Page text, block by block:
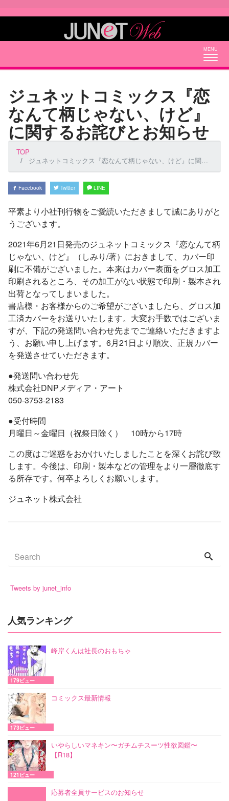
ジュネットコミックス『恋
なんて柄じゃない、けど』
に関するお詫びとお知らせ
TOP
ジュネットコミックス『恋なんて柄じゃない、けど』に関するお詫びとお知らせ
Facebook Twitter LINE
平素より小社刊行物をご愛読いただきまして誠にありがと
うございます。
2021年6月21日発売のジュネットコミックス『恋なんて柄
じゃない、けど』（しみり/著）におきまして、カバー印
刷に不備がございました。本来はカバー表面をグロス加工
印刷されるところ、その加工がない状態で印刷・製本され
出荷となってしまいました。
書店様・お客様からのご希望がございましたら、グロス加
工済カバーをお送りいたします。大変お手数ではございま
すが、下記の発送問い合わせ先までご連絡いただきますよ
う、お願い申し上げます。6月21日より順次、正規カバー
を発送させていただきます。
●発送問い合わせ先
株式会社DNPメディア・アート
050-3753-2183
●受付時間
月曜日～金曜日（祝祭日除く） 10時から17時
この度はご迷惑をおかけいたしましたことを深くお詫び致
します。今後は、印刷・製本などの管理をより一層徹底す
る所存です。何卒よろしくお願いします。
ジュネット株式会社
Tweets by junet_info
人気ランキング
峰岸くんは社長のおもちゃ
179ビュー
コミックス最新情報
173ビュー
いやらしいマネキン〜ガチムチスーツ性欲図鑑〜
【R18】
121ビュー
応募者全員サービスのお知らせ